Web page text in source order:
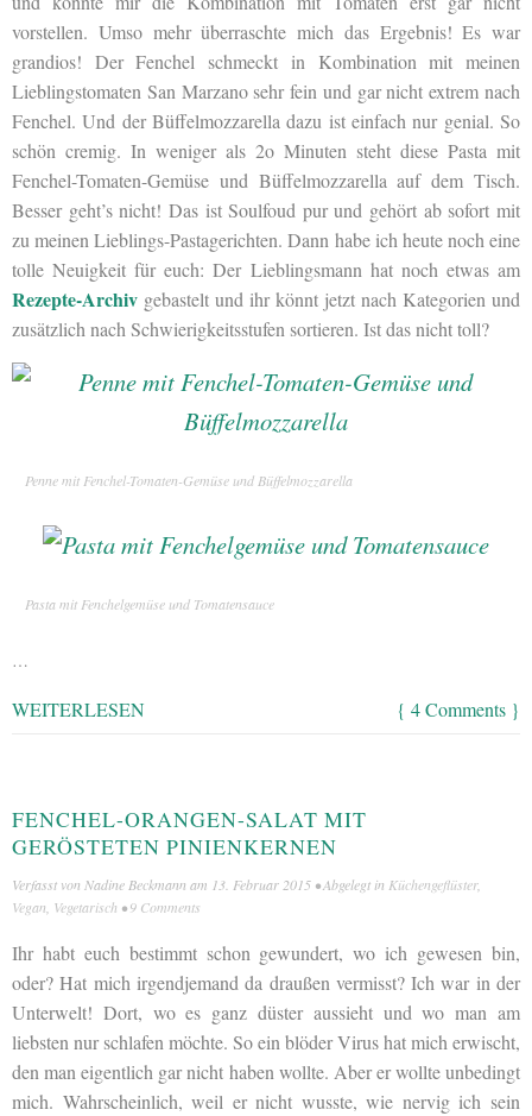
vorstellen. Umso mehr überraschte mich das Ergebnis! Es war
grandios! Der Fenchel schmeckt in Kombination mit meinen
Lieblingstomaten San Marzano sehr fein und gar nicht extrem nach
Fenchel. Und der Büffelmozzarella dazu ist einfach nur genial. So
schön cremig. In weniger als 2o Minuten steht diese Pasta mit
Fenchel-Tomaten-Gemüse und Büffelmozzarella auf dem Tisch.
Besser geht’s nicht! Das ist Soulfoud pur und gehört ab sofort mit
zu meinen Lieblings-Pastagerichten. Dann habe ich heute noch eine
tolle Neuigkeit für euch: Der Lieblingsmann hat noch etwas am
Rezepte-Archiv gebastelt und ihr könnt jetzt nach Kategorien und
zusätzlich nach Schwierigkeitsstufen sortieren. Ist das nicht toll?
Penne mit Fenchel-Tomaten-Gemüse und Büffelmozzarella
Pasta mit Fenchelgemüse und Tomatensauce
…
WEITERLESEN { 4 Comments }
FENCHEL-ORANGEN-SALAT MIT
GERÖSTETEN PINIENKERNEN
Verfasst von Nadine Beckmann am 13. Februar 2015 • Abgelegt in Küchengeflüster,
Vegan Vegetarisch •9 Comments
Ihr habt euch bestimmt schon gewundert, wo ich gewesen bin,
oder? Hat mich irgendjemand da draußen vermisst? Ich war in der
Unterwelt! Dort, wo es ganz düster aussieht und wo man am
liebsten nur schlafen möchte. So ein blöder Virus hat mich erwischt,
den man eigentlich gar nicht haben wollte. Aber er wollte unbedingt
mich. Wahrscheinlich, weil er nicht wusste, wie nervig ich sein